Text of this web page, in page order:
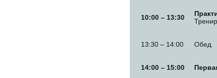
10:00 – 13:30
13:30 – 14:00 Обед.
14:00 – 15:00